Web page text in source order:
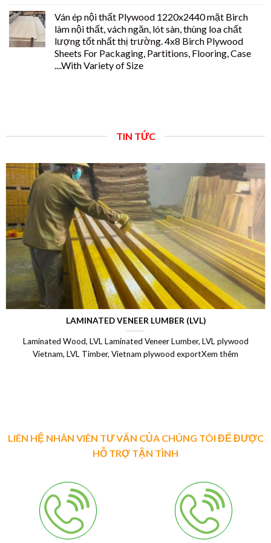
Ván ép nội thất Plywood 1220x2440 mặt Birch
làm nội thất, vách ngăn, lót sàn, thùng loa chất
lượng tốt nhất thị trường. 4x8 Birch Plywood
Sheets For Packaging, Partitions, Flooring, Case
....With Variety of Size
TIN TỨC
LAMINATED VENEER LUMBER (LVL)
Laminated Wood, LVL Laminated Veneer Lumber, LVL plywood
Vietnam, LVL Timber, Vietnam plywood exportXem thêm
LIÊN HỆ NHÂN VIÊN TƯ VẤN CỦA CHÚNG TÔI ĐỂ ĐƯỢC
HỖ TRỢ TẬN TÌNH